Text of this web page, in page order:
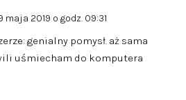
maja 2019 o godz. 09:31
genialny pomysł. aż sama
uśmiecham do komputera